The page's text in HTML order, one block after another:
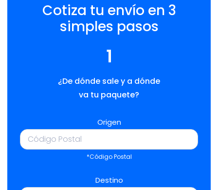
Cotiza tu envío en 3
simples pasos
1
¿De dónde sale y a dónde
va tu paquete?
Origen
*Código Postal
Destino